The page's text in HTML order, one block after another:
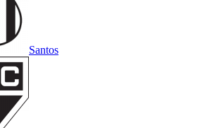
Santos